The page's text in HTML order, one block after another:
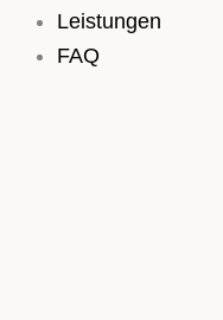
Leistungen
FAQ